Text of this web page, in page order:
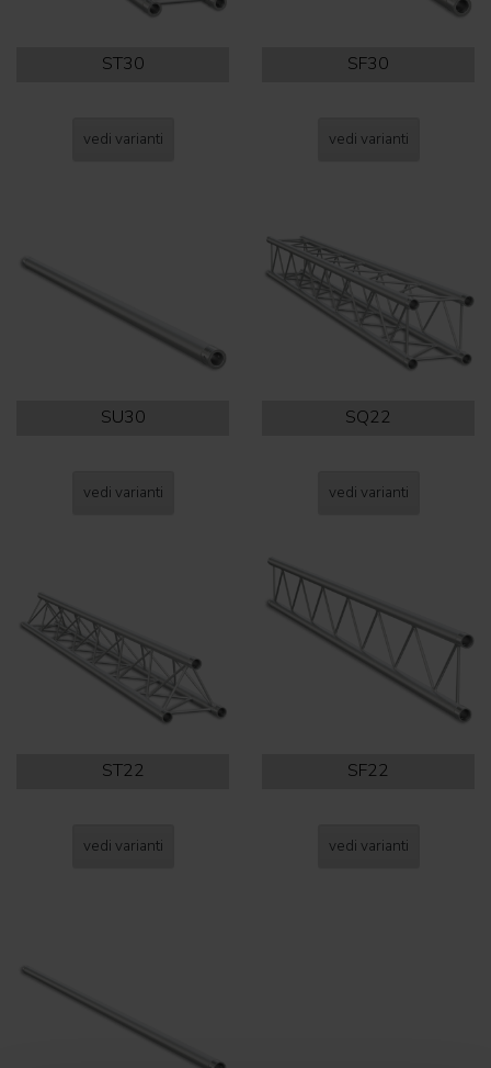
ST30
vedi varianti
SF30
vedi varianti
SU30
vedi varianti
SQ22
vedi varianti
ST22
vedi varianti
SF22
vedi varianti